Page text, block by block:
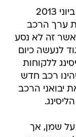
התקנה החדשה שתיכנס לתוקף ב-1 ביוני 2013
ערך הרכב
זה לא נסע
לנעשה כיום
ללקוחות
רכב חדש
יבואני הרכב
על שמן, אך